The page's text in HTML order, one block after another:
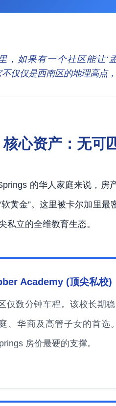
，如果有一个社区能让‘
不仅仅是西南区的地理高点
核心资产：无可
的华人家庭来说，房
黄金”。这里被卡尔加里
私立的全维教育生态。
Academy (顶尖私校)
仅数分钟车程。该校长期
、华商及高管子女的首选
房价最硬的支撑。